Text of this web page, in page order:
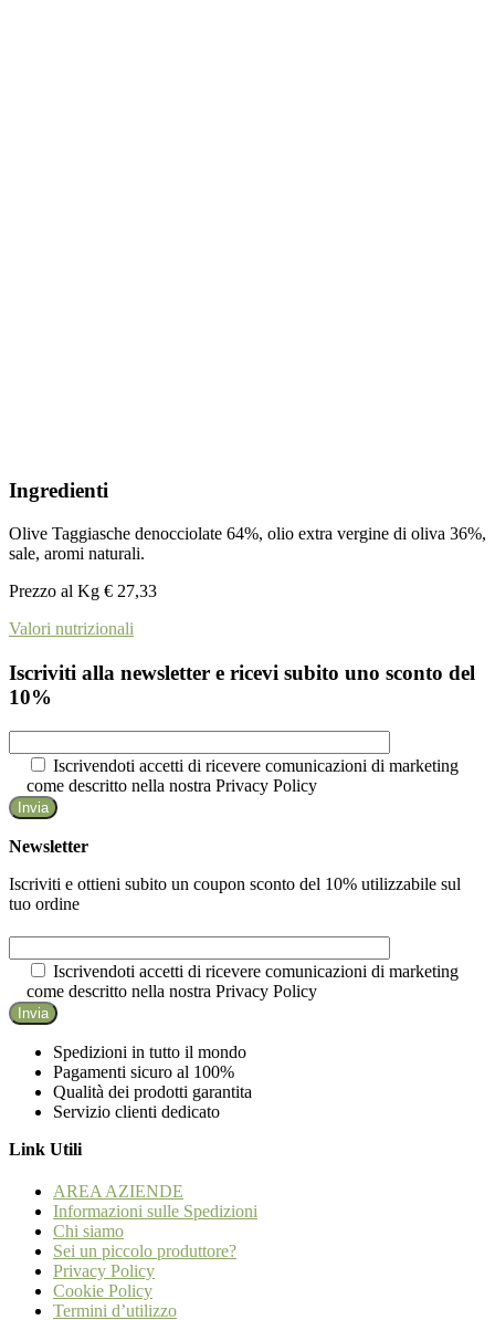
Ingredienti
Olive Taggiasche denocciolate 64%, olio extra vergine di oliva 36%,
sale, aromi naturali.
Prezzo al Kg € 27,33
Valori nutrizionali
Iscriviti alla newsletter e ricevi subito uno sconto del
10%
Iscrivendoti accetti di ricevere comunicazioni di marketing
come descritto nella nostra Privacy Policy
Newsletter
Iscriviti e ottieni subito un coupon sconto del 10% utilizzabile sul
tuo ordine
Iscrivendoti accetti di ricevere comunicazioni di marketing
come descritto nella nostra Privacy Policy
Spedizioni in tutto il mondo
Pagamenti sicuro al 100%
Qualità dei prodotti garantita
Servizio clienti dedicato
Link Utili
AREA AZIENDE
Informazioni sulle Spedizioni
Chi siamo
Sei un piccolo produttore?
Privacy Policy
Cookie Policy
Termini d’utilizzo